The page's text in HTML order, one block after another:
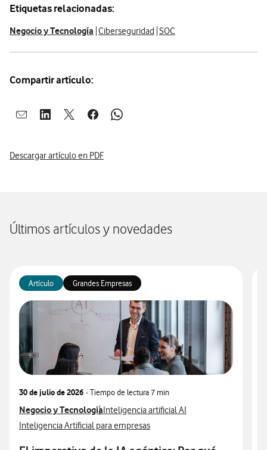
Etiquetas relacionadas:
Negocio y Tecnología Ciberseguridad SOC
Compartir artículo:
Abrir ventana para compartir en mail
Abrir ventana para compartir en linkedin
Abrir ventana para compartir en twitter
Abrir ventana para compartir en facebook
Abrir ventana para compartir en
Descargar artículo en PDF
Últimos artículos y novedades
Artículo Grandes Empresas
30 de julio de 2026 - Tiempo de lectura7 min
Ver más articulos relacionados con
Negocio y TecnologíaVer más artículos con
Inteligencia artificial AI
Ver más artículos con
Inteligencia Artificial para empresas